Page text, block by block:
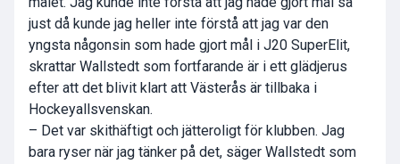
just då kunde jag heller inte förstå att jag var den
yngsta någonsin som hade gjort mål i J20 SuperElit,
skrattar Wallstedt som fortfarande är i ett glädjerus
efter att det blivit klart att Västerås är tillbaka i
Hockeyallsvenskan.
– Det var skithäftigt och jätteroligt för klubben. Jag
bara ryser när jag tänker på det, säger Wallstedt som